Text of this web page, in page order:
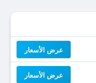
عرض الأسعار
عرض الأسعار